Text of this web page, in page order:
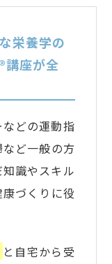
栄養学の
講座が全
どの運動指
ど一般の方
識やスキル
づくりに役
と自宅から受